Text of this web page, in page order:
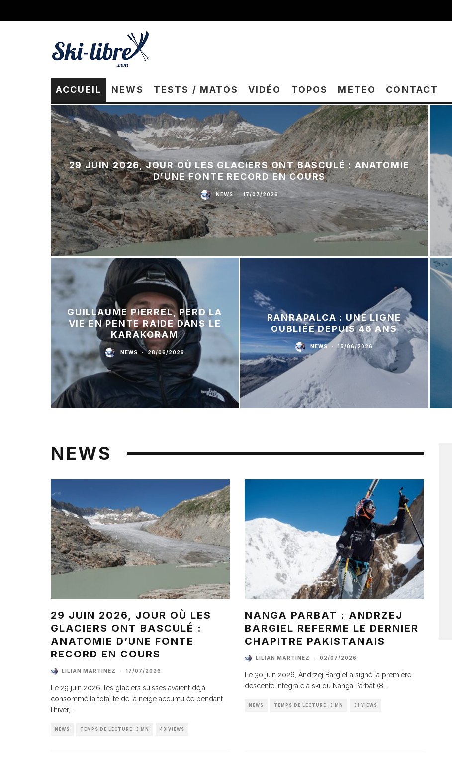
ACCUEIL NEWS TESTS / MATOS VIDÉO TOPOS METEO CONTACT
29 JUIN 2026, JOUR OÙ LES GLACIERS ONT BASCULÉ : ANATOMIE
D’UNE FONTE RECORD EN COURS
NEWS · 17/07/2026
GUILLAUME PIERREL, PERD LA
VIE EN PENTE RAIDE DANS LE
KARAKORAM
NEWS · 28/06/2026
RANRAPALCA : UNE LIGNE
OUBLIÉE DEPUIS 46 ANS
NEWS · 15/06/2026
NEWS
29 JUIN 2026, JOUR OÙ LES
GLACIERS ONT BASCULÉ :
ANATOMIE D’UNE FONTE
RECORD EN COURS
LILIAN MARTINEZ · 17/07/2026
Le 29 juin 2026, les glaciers suisses avaient déjà
consommé la totalité de la neige accumulée pendant
l’hiver,
NEWS TEMPS DE LECTURE: 3 MN 43 VIEWS
NANGA PARBAT : ANDRZEJ
BARGIEL REFERME LE DERNIER
CHAPITRE PAKISTANAIS
LILIAN MARTINEZ · 02/07/2026
Le 30 juin 2026, Andrzej Bargiel a signé la première
descente intégrale à ski du Nanga Parbat (8
NEWS TEMPS DE LECTURE: 3 MN 31 VIEWS